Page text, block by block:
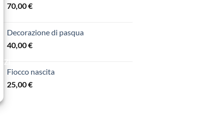
70,00€
Decorazione di pasqua
40,00€
Fiocco nascita
25,00€